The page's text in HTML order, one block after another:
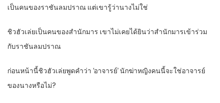
เป็นคนของราชันลมปราณ แต่เขารู้ว่านางไม่ใช่
ชิวฮัวเล่ยเป็นคนของสำนักมาร เขาไม่เคยได้ยินว่าสำนักมารเข้าร่วม
กับราชันลมปราณ
ก่อนหน้านี้ชิวฮัวเล่ยพูดคำว่า ‘อาจารย์’ นักฆ่าหญิงคนนี้จะใช่อาจารย์
ของนางหรือไม่?